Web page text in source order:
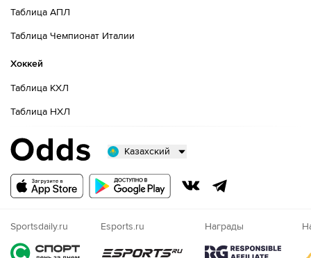
Таблица АПЛ
Таблица Чемпионат Италии
Хоккей
Таблица КХЛ
Таблица НХЛ
Казахский
Русский
Nigeria
Sportsdaily.ru Esports.ru Награды